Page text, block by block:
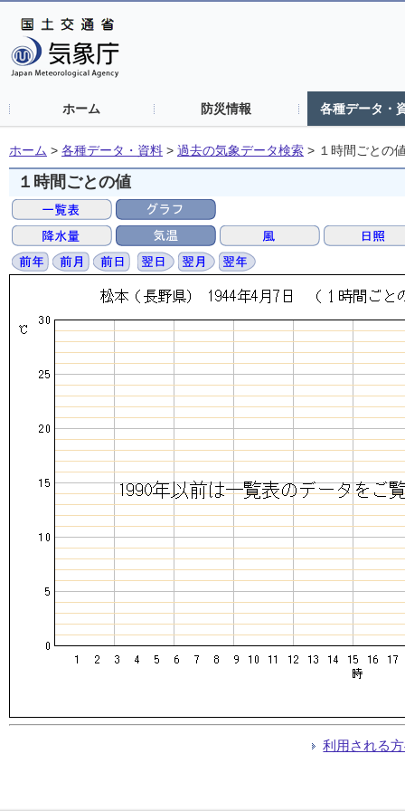
ホーム 防災情報 各種データ・
ホーム > 各種データ・資料 > 過去の気象データ検索 > １時間ごとの
１時間ごとの値
利用される